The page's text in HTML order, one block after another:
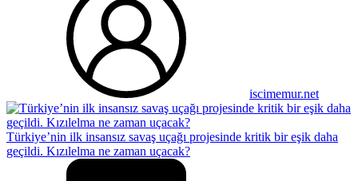
iscimemur.net
Türkiye’nin ilk insansız savaş uçağı projesinde kritik bir eşik daha
geçildi. Kızılelma ne zaman uçacak?